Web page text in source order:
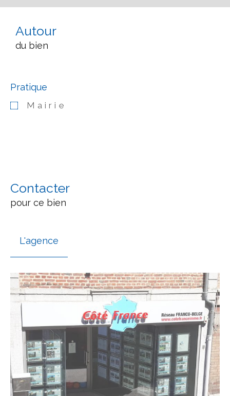
Autour
du bien
Pratique
Mairie
Contacter
pour ce bien
L'agence